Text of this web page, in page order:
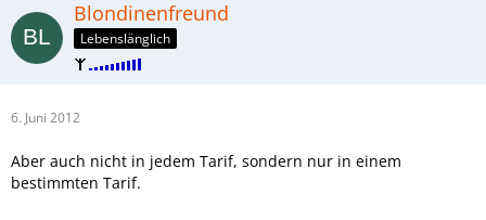
Blondinenfreund
Lebenslänglich
6. Juni 2012
Aber auch nicht in jedem Tarif, sondern nur in einem
bestimmten Tarif.